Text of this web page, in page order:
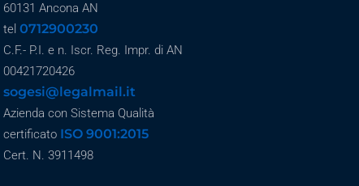
60131 Ancona AN
tel 0712900230
C.F.- P.I. e n. Iscr. Reg. Impr. di AN
00421720426
sogesi@legalmail.it
Azienda con Sistema Qualità
certificato ISO 9001:2015
Cert. N. 3911498